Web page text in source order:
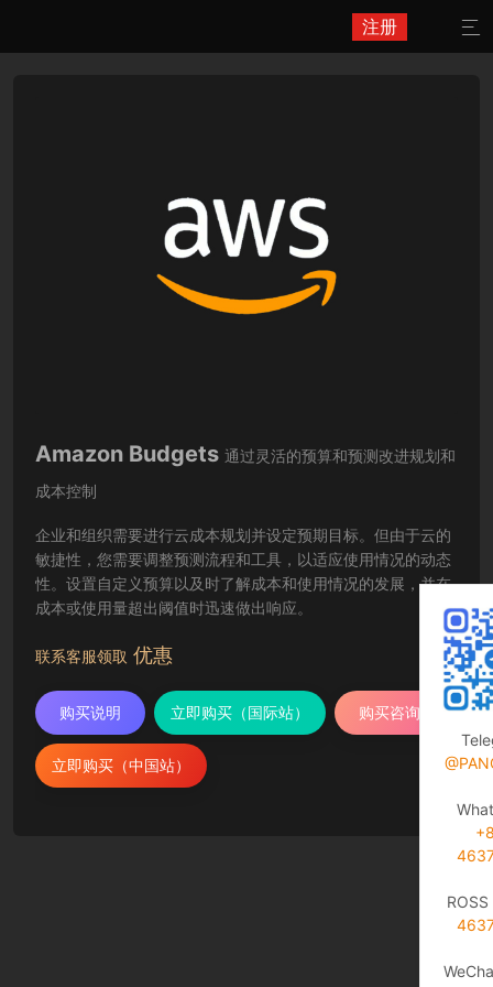
注册 
Amazon Budgets 通过灵活的预算和预测改进规划和
成本控制
企业和组织需要进行云成本规划并设定预期目标。但由于云的
敏捷性，您需要调整预测流程和工具，以适应使用情况的动态
性。设置自定义预算以及时了解成本和使用情况的发展，并在
成本或使用量超出阈值时迅速做出响应。
联系客服领取 优惠
购买说明 立即购买（国际站） 购买咨询
立即购买（中国站）